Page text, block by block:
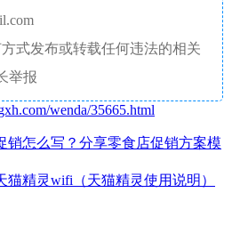
式发布或转载任何违法的相关
举报
wenda/35665.html
销怎么写？分享零食店促销方案模
猫精灵wifi（天猫精灵使用说明）